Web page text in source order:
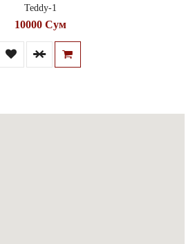
Teddy-1
10000 Сум